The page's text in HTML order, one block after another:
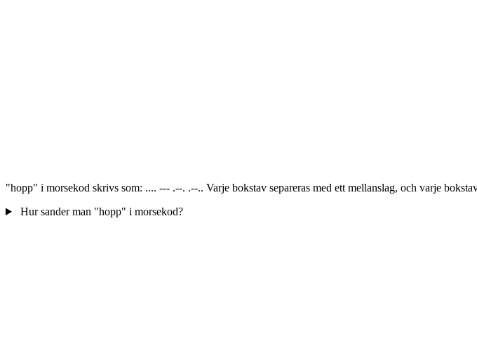
"hopp" i morsekod skrivs som: .... --- .--. .--.. Varje bokstav separeras med ett mellanslag, och varje
Hur sander man "hopp" i morsekod?